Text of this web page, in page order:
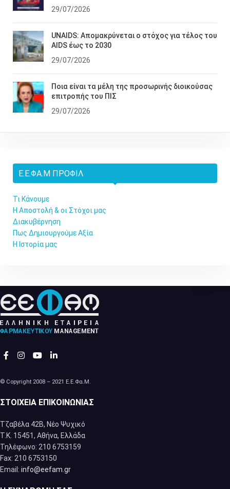
29/07/2026
UNAIDS: Απομακρύνεται ο στόχος για τέλος του
AIDS έως το 2030
29/07/2026
Ποια είναι τα μέλη της προσωρινής διοικούσας
επιτροπής του ΠΙΣ
29/07/2026
Ε.Ε.ΦΑ.Μ ΠΡΟΦΊΛ
Τι Κάνουμε
Η Αποστολή & οι Στόχοι μας
Διακυβέρνηση
Πως Δημιουργούμε Αξία
Η Ιστορία μας
© Copyright 2008 – 2021 Ε.Ε.Φα.Μ.
ΣΤΟΙΧΕΊΑ ΕΠΙΚΟΙΝΩΝΊΑΣ
Τζαβέλα 42Β, Νέο Ψυχικό
Τ.Κ. 15451, Αθήνα, Eλλάδα
Τηλέφωνο: 210 6753159
Fax: 210 6753150
Email: info@eefam.gr